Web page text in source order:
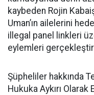
kaybeden Rojin
Uman’ın ailelerini
illegal panel linkleri
eylemleri
Şüpheliler hakkında
Hukuka Aykırı